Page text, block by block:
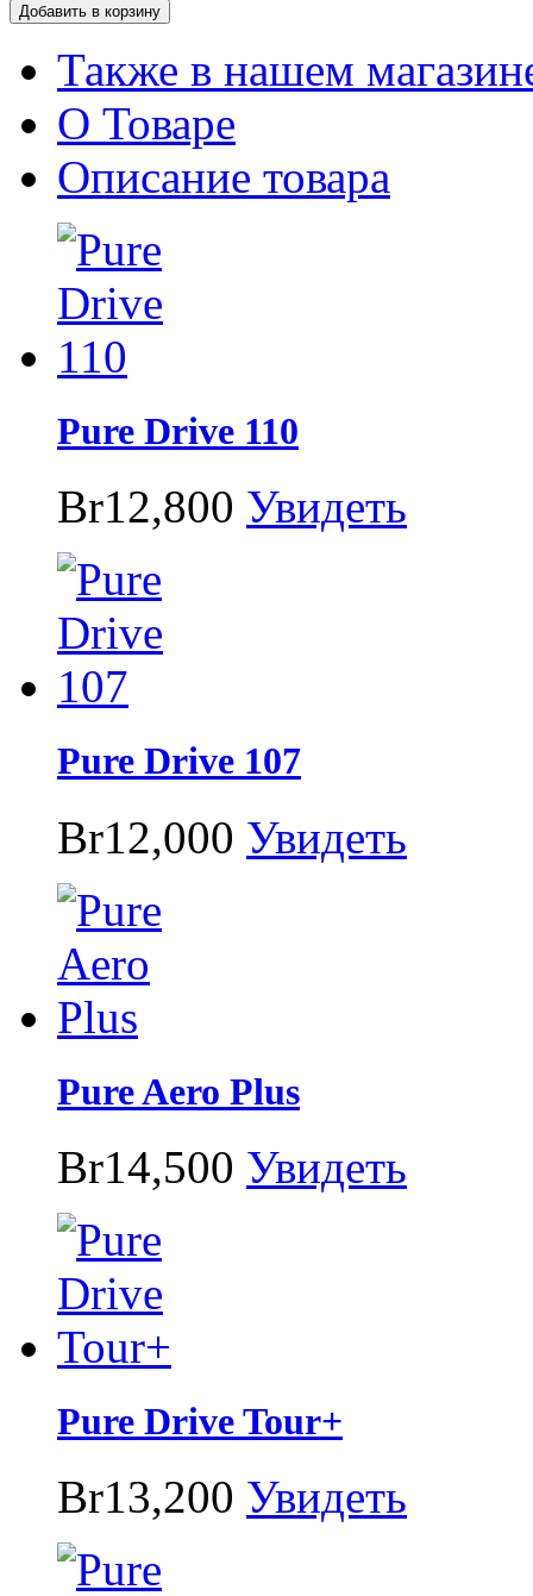
Также в нашем
О Товаре
Описание товара
Pure Drive 110
Br12,800 Увидеть
Pure Drive 107
Br12,000 Увидеть
Pure Aero Plus
Br14,500 Увидеть
Pure Drive Tour+
Br13,200 Увидеть